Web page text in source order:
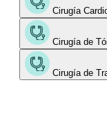
Cirugía
Cirugía de
Cirugía de